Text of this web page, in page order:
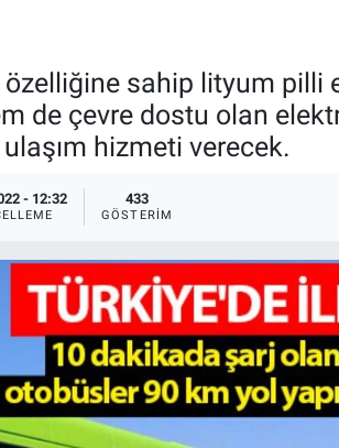
özelliğine sahip lityum
de çevre dostu olan
hizmeti verecek.
- 12:32 433
GÖSTERIM